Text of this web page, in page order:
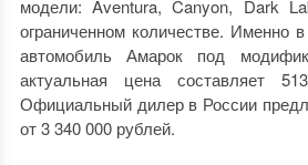
модели: Aventura, Canyon, Dark
ограниченном количестве. Именно
автомобиль Амарок под
актуальная цена составляет
Официальный дилер в России
от 3 340 000 рублей.